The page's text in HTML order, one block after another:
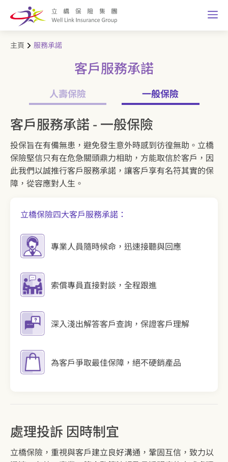
主頁 服務承諾
客戶服務承諾
人壽保險 一般保險
客戶服務承諾 - 一般保險
投保旨在有備無患，避免發生意外時感到彷徨無助。立橋
保險堅信只有在危急關頭鼎力相助，方能取信於客戶，因
此我們以誠推行客戶服務承諾，讓客戶享有名符其實的保
障，從容應對人生。
立橋保險四大客戶服務承諾：
專業人員隨時候命，迅速接聽與回應
索償專員直接對談，全程跟進
深入淺出解答客戶查詢，保證客戶理解
為客戶爭取最佳保障，絕不硬銷產品
處理投訴 因時制宜
立橋保險，重視與客戶建立良好溝通，鞏固互信，致力以